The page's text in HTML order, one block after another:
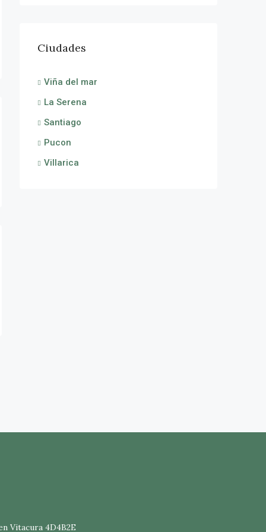
Ciudades
Viña del mar
La Serena
Santiago
Pucon
Villarica
Vitacura 4D4B2E